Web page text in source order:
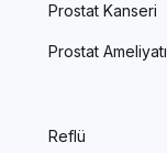
Prostat Kanseri
Prostat Ameliyatı
Reflü